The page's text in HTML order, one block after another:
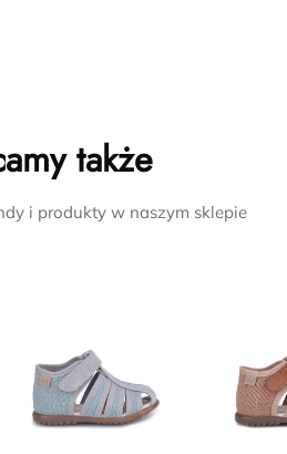
także
i produkty w naszym sklepie